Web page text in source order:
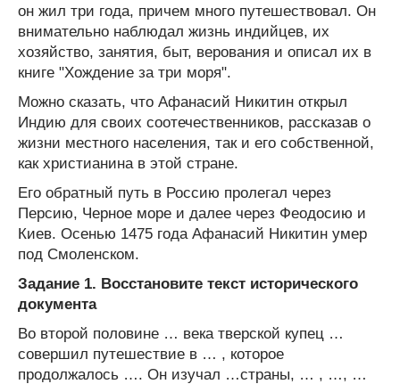
он жил три года, причем много путешествовал. Он
внимательно наблюдал жизнь индийцев, их
хозяйство, занятия, быт, верования и описал их в
книге "Хождение за три моря".
Можно сказать, что Афанасий Никитин открыл
Индию для своих соотечественников, рассказав о
жизни местного населения, так и его собственной,
как христианина в этой стране.
Его обратный путь в Россию пролегал через
Персию, Черное море и далее через Феодосию и
Киев. Осенью 1475 года Афанасий Никитин умер
под Смоленском.
Задание 1. Восстановите текст исторического
документа
Во второй половине … века тверской купец …
совершил путешествие в … , которое
продолжалось …. Он изучал …страны, … , …, …